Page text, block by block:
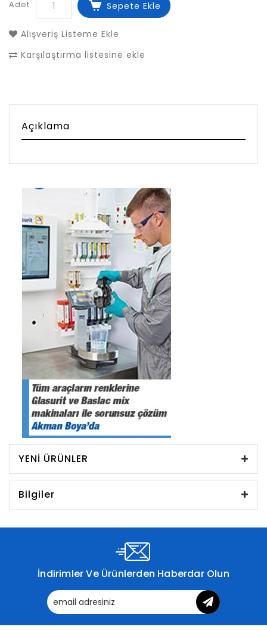
Adet Sepete Ekle
Alışveriş Listeme Ekle
Karşılaştırma listesine ekle
Açıklama
YENI ÜRÜNLER
Bilgiler
İndirimler Ve Ürünlerden Haberdar Olun